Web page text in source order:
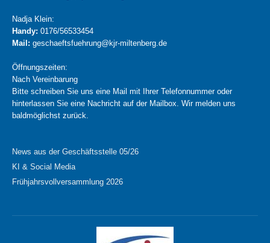
Nadja Klein:
Handy: 0176/56533454
Mail: geschaeftsfuehrung@kjr-miltenberg.de
Öffnungszeiten:
Nach Vereinbarung
Bitte schreiben Sie uns eine Mail mit Ihrer Telefonnummer oder
hinterlassen Sie eine Nachricht auf der Mailbox. Wir melden uns
baldmöglichst zurück.
News aus der Geschäftsstelle 05/26
KI & Social Media
Frühjahrsvollversammlung 2026